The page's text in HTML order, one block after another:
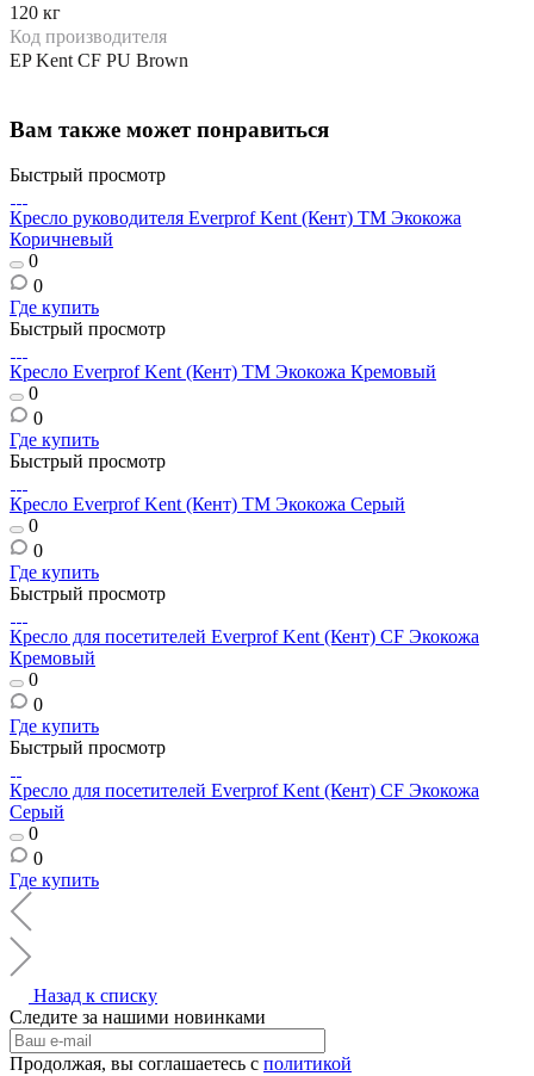
120 кг
Код производителя
EP Kent CF PU Brown
Вам также может понравиться
Быстрый просмотр
Кресло руководителя Everprof Kent (Кент) TM Экокожа
Коричневый
0
0
Где купить
Быстрый просмотр
Кресло Everprof Kent (Кент) TM Экокожа Кремовый
0
0
Где купить
Быстрый просмотр
Кресло Everprof Kent (Кент) TM Экокожа Серый
0
0
Где купить
Быстрый просмотр
Кресло для посетителей Everprof Kent (Кент) CF Экокожа
Кремовый
0
0
Где купить
Быстрый просмотр
Кресло для посетителей Everprof Kent (Кент) CF Экокожа
Серый
0
0
Где купить
Назад к списку
Следите за нашими новинками
Продолжая, вы соглашаетесь с политикой